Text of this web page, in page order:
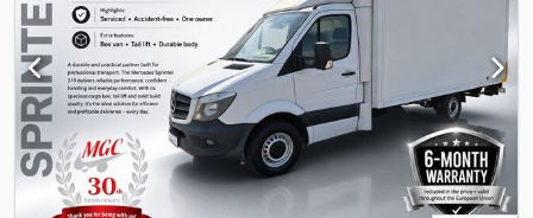
kondicionavimas, priešrūkiniai žibintai, spoileris, vairo
stiprintuvas,